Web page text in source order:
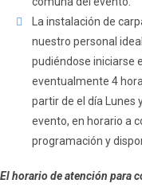
La instalación de
nuestro personal
pudiéndose iniciarse
eventualmente 4
partir de el día Lunes
evento, en horario a
programación y
El horario de atención para